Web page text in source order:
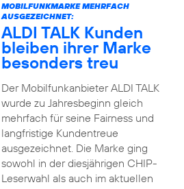
MOBILFUNKMARKE MEHRFACH
AUSGEZEICHNET:
ALDI TALK Kunden
bleiben ihrer Marke
besonders treu
Der Mobilfunkanbieter ALDI TALK
wurde zu Jahresbeginn gleich
mehrfach für seine Fairness und
langfristige Kundentreue
ausgezeichnet. Die Marke ging
sowohl in der diesjährigen CHIP-
Leserwahl als auch im aktuellen